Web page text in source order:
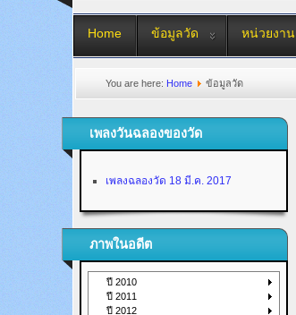
Home ข้อมูลวัด หน่วยงาน
You are here:Home ข้อมูลวัด
เพลงวันฉลองของวัด
เพลงฉลองวัด 18 มี.ค. 2017
ภาพในอดีต
ปี 2010
ปี 2011
ปี 2012